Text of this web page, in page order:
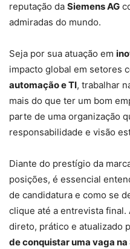
reputação da Siemens AG
admiradas do mundo.
Seja por sua atuação em
impacto global em setores
automação e TI, trabalhar
mais do que ter um bom
parte de uma organização
responsabilidade e visão
Diante do prestígio da
posições, é essencial
de candidatura e como se
clique até a entrevista
direto, prático e atualizado
de conquistar uma vaga na